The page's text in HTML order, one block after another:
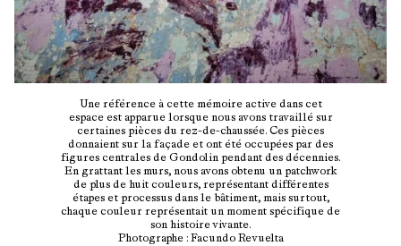
Une référence à cette mémoire active dans cet
espace est apparue lorsque nous avons travaillé sur
certaines pièces du rez-de-chaussée. Ces pièces
donnaient sur la façade et ont été occupées par des
figures centrales de Gondolin pendant des décennies.
En grattant les murs, nous avons obtenu un patchwork
de plus de huit couleurs, représentant différentes
étapes et processus dans le bâtiment, mais surtout,
chaque couleur représentait un moment spécifique de
son histoire vivante.
Photographe : Facundo Revuelta